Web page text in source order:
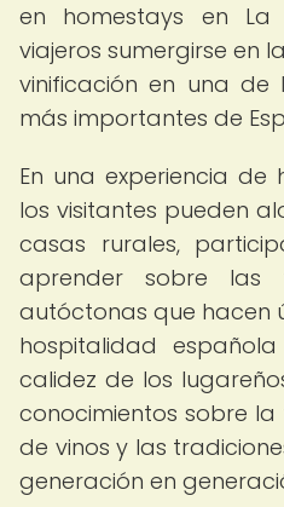
en homestays en
viajeros sumergirse en
vinificación en una de
más importantes de
En una experiencia de
los visitantes pueden
casas rurales,
aprender sobre las
autóctonas que hacen
hospitalidad
calidez de los
conocimientos sobre la
de vinos y las
generación en